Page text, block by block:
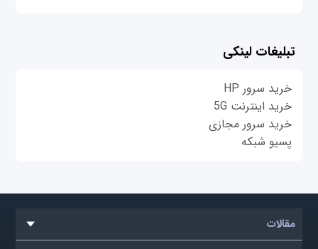
تبلیغات لینکی
خرید سرور HP
خرید اینترنت 5G
خرید سرور مجازی
پسیو شبکه
مقالات